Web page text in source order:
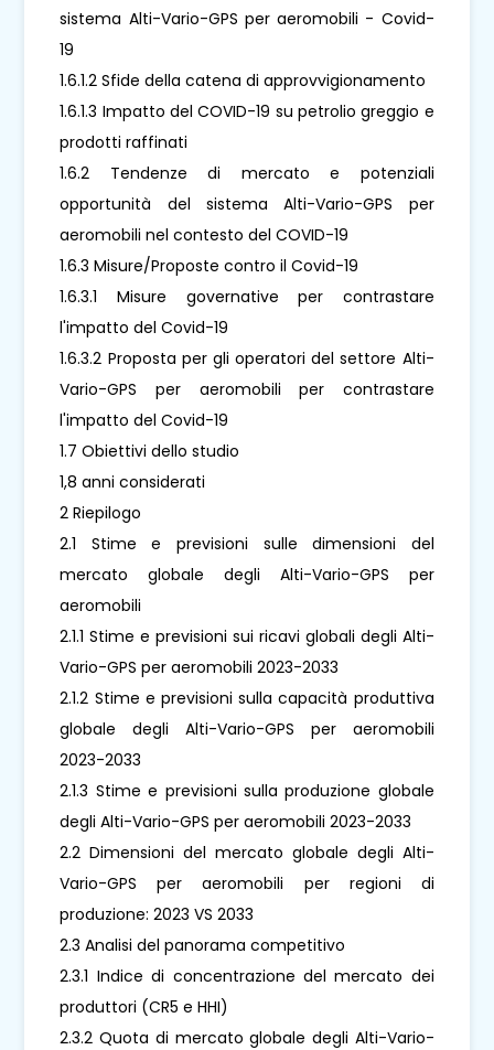
sistema Alti-Vario-GPS per aeromobili - Covid-
19
1.6.1.2 Sfide della catena di approvvigionamento
1.6.1.3 Impatto del COVID-19 su petrolio greggio e
prodotti raffinati
1.6.2 Tendenze di mercato e potenziali
opportunità del sistema Alti-Vario-GPS per
aeromobili nel contesto del COVID-19
1.6.3 Misure/Proposte contro il Covid-19
1.6.3.1 Misure governative per contrastare
l'impatto del Covid-19
1.6.3.2 Proposta per gli operatori del settore Alti-
Vario-GPS per aeromobili per contrastare
l'impatto del Covid-19
1.7 Obiettivi dello studio
1,8 anni considerati
2 Riepilogo
2.1 Stime e previsioni sulle dimensioni del
mercato globale degli Alti-Vario-GPS per
aeromobili
2.1.1 Stime e previsioni sui ricavi globali degli Alti-
Vario-GPS per aeromobili 2023-2033
2.1.2 Stime e previsioni sulla capacità produttiva
globale degli Alti-Vario-GPS per aeromobili
2023-2033
2.1.3 Stime e previsioni sulla produzione globale
degli Alti-Vario-GPS per aeromobili 2023-2033
2.2 Dimensioni del mercato globale degli Alti-
Vario-GPS per aeromobili per regioni di
produzione: 2023 VS 2033
2.3 Analisi del panorama competitivo
2.3.1 Indice di concentrazione del mercato dei
produttori (CR5 e HHI)
2.3.2 Quota di mercato globale degli Alti-Vario-